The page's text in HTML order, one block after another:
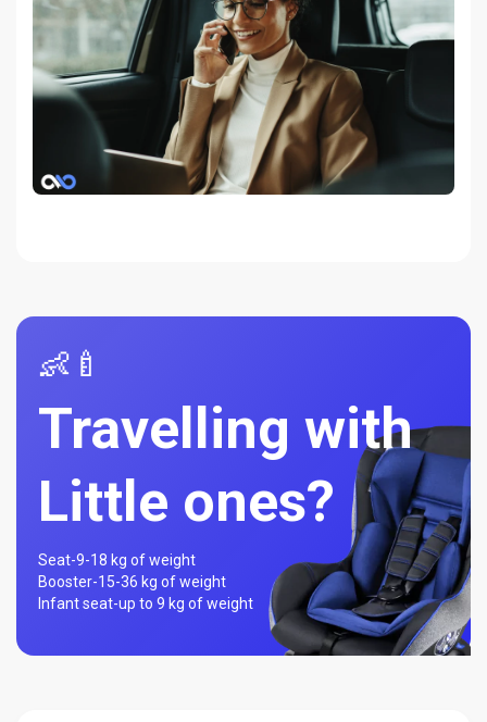
👶🍼
Travelling with
Little ones?
Seat-9-18 kg of weight
Booster-15-36 kg of weight
Infant seat-up to 9 kg of weight